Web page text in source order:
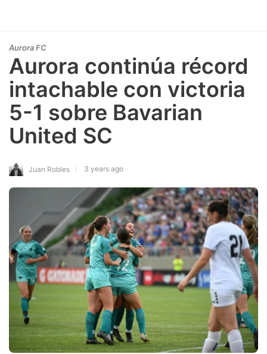
Aurora FC
Aurora continúa récord
intachable con victoria
5-1 sobre Bavarian
United SC
Juan Robles 3 years ago